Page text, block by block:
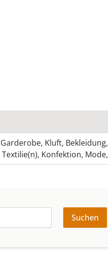
Garderobe, Kluft, Bekleidung,
Textilie(n), Konfektion, Mode,
Suchen